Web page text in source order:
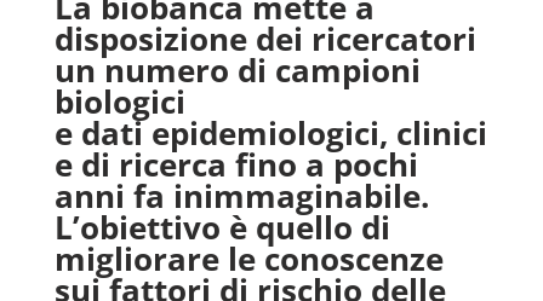
disposizione dei ricercatori
un numero di campioni
biologici
e dati epidemiologici, clinici
e di ricerca fino a pochi
anni fa inimmaginabile.
L’obiettivo è quello di
migliorare le conoscenze
sui fattori di rischio delle